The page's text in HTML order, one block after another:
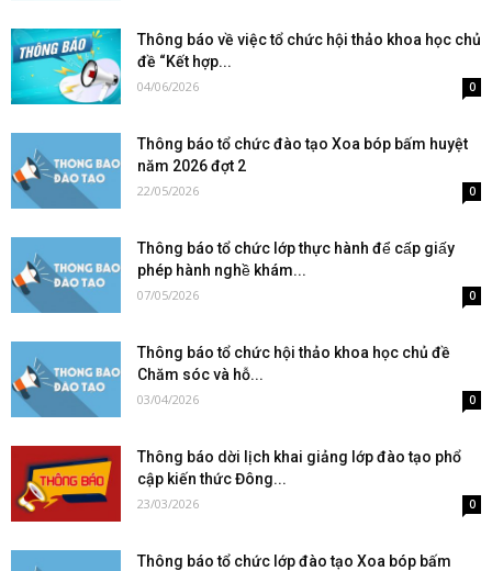
Thông báo về việc tổ chức hội thảo khoa học chủ
đề “Kết hợp...
04/06/2026 0
Thông báo tổ chức đào tạo Xoa bóp bấm huyệt
năm 2026 đợt 2
22/05/2026 0
Thông báo tổ chức lớp thực hành để cấp giấy
phép hành nghề khám...
07/05/2026 0
Thông báo tổ chức hội thảo khoa học chủ đề
Chăm sóc và hỗ...
03/04/2026 0
Thông báo dời lịch khai giảng lớp đào tạo phổ
cập kiến thức Đông...
23/03/2026 0
Thông báo tổ chức lớp đào tạo Xoa bóp bấm